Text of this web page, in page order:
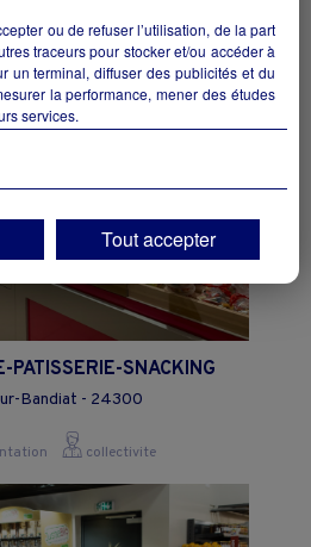
PATISSERIE-SNACKING
Bandiat - 24300
collectivite
ou de refuser l’utilisation, de la part
traceurs pour stocker et/ou accéder à
un terminal, diffuser des publicités et du
la performance, mener des études
services.
les fonctionnalités liées à la
lescookies/traceurs techniquesseront
choix en cliquant sur "Tout accepter",
"Paramétrer", et les modifier à tout
"Paramétrez vos choix" situé en bas de
Tout accepter